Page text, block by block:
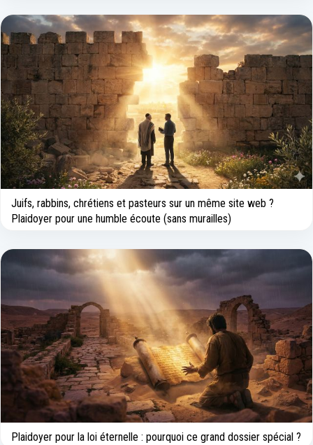
Juifs, rabbins, chrétiens et pasteurs sur un même site web ?
Plaidoyer pour une humble écoute (sans murailles)
Plaidoyer pour la loi éternelle : pourquoi ce grand dossier spécial ?